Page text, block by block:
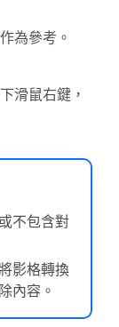
為參考。
滑鼠右鍵，
不包含對
影格轉換
內容。